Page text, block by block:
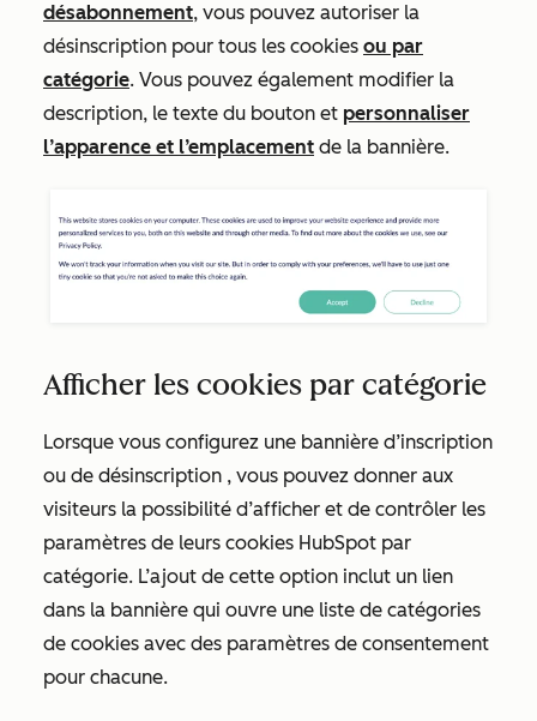
désabonnement, vous pouvez autoriser la
désinscription pour tous les cookies ou par
catégorie. Vous pouvez également modifier la
description, le texte du bouton et personnaliser
l’apparence et l’emplacement de la bannière.
Afficher les cookies par catégorie
Lorsque vous configurez une bannière d’inscription
ou de désinscription , vous pouvez donner aux
visiteurs la possibilité d’afficher et de contrôler les
paramètres de leurs cookies HubSpot par
catégorie. L’ajout de cette option inclut un lien
dans la bannière qui ouvre une liste de catégories
de cookies avec des paramètres de consentement
pour chacune.